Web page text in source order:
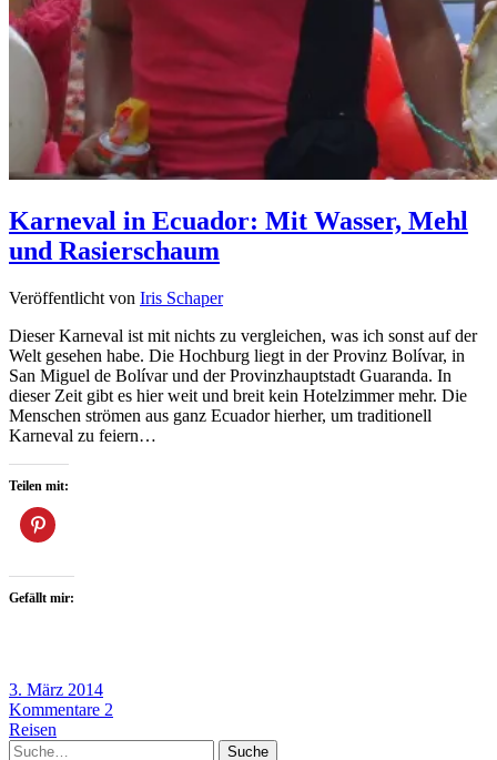
Karneval in Ecuador: Mit Wasser, Mehl
und Rasierschaum
Veröffentlicht von Iris Schaper
Dieser Karneval ist mit nichts zu vergleichen, was ich sonst auf der
Welt gesehen habe. Die Hochburg liegt in der Provinz Bolívar, in
San Miguel de Bolívar und der Provinzhauptstadt Guaranda. In
dieser Zeit gibt es hier weit und breit kein Hotelzimmer mehr. Die
Menschen strömen aus ganz Ecuador hierher, um traditionell
Karneval zu feiern…
Teilen mit:
Gefällt mir:
3. März 2014
Kommentare 2
Reisen
Suche